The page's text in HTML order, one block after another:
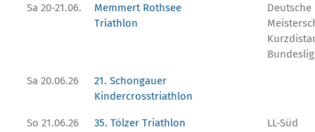
Sa 20-21.06.
Memmert Rothsee
Triathlon
Deutsche
Sa 20.06.26
21. Schongauer
Kindercrosstriathlon
So 21.06.26 35. Tölzer Triathlon LL-Süd